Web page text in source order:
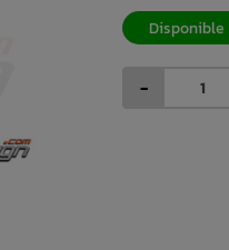
Disponible
-